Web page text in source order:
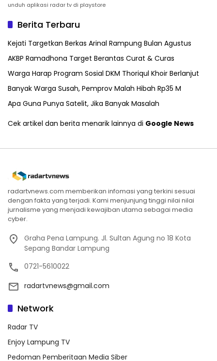
unduh aplikasi radar tv di playstore
Berita Terbaru
Kejati Targetkan Berkas Arinal Rampung Bulan Agustus
AKBP Ramadhona Target Berantas Curat & Curas
Warga Harap Program Sosial DKM Thoriqul Khoir Berlanjut
Banyak Warga Susah, Pemprov Malah Hibah Rp35 M
Apa Guna Punya Satelit, Jika Banyak Masalah
Cek artikel dan berita menarik lainnya di Google News
radartvnews.com memberikan infomasi yang terkini sesuai
dengan fakta yang terjadi. Kami menjunjung tinggi nilai nilai
jurnalisme yang menjadi kewajiban utama sebagai media
cyber.
Graha Pena Lampung. Jl. Sultan Agung no 18 Kota
Sepang Bandar Lampung
0721-5610022
radartvnews@gmail.com
Network
Radar TV
Enjoy Lampung TV
Pedoman Pemberitaan Media Siber